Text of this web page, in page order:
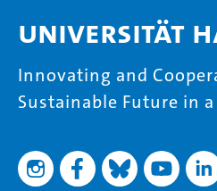
Universität
Innovating and
Sustainable Future in